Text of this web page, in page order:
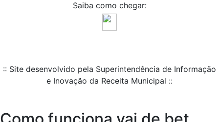
Saiba como chegar:
:: Site desenvolvido pela Superintendência de Informação
e Inovação da Receita Municipal ::